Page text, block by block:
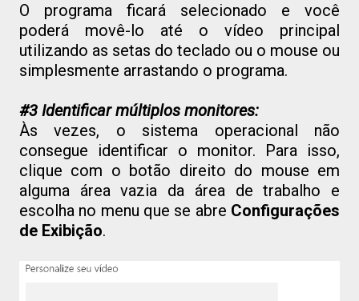
O programa ficará selecionado e você
poderá movê-lo até o vídeo principal
utilizando as setas do teclado ou o mouse ou
simplesmente arrastando o programa.
#3 Identificar múltiplos monitores:
Às vezes, o sistema operacional não
consegue identificar o monitor. Para isso,
clique com o botão direito do mouse em
alguma área vazia da área de trabalho e
escolha no menu que se abre Configurações
de Exibição.